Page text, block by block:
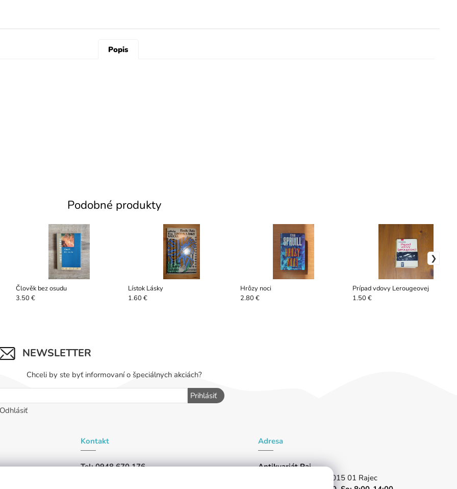
Popis
Podobné produkty
Člověk bez osudu
3.50 €
Lístok Lásky
1.60 €
Hrôzy noci
2.80 €
Prípad vdovy Lerougeovej
1.50 €
NEWSLETTER
Chceli by ste byť informovaní o špeciálnych akciách?
Prihlásiť
Odhlásiť
Kontakt
Tel: 0948 670 176
Adresa
Antikvariát Raj
Partizánska 1024/96, 015 01 Rajec